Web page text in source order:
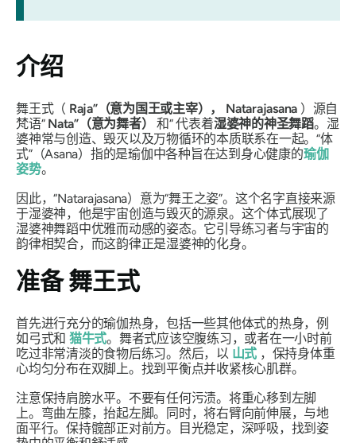
介绍
舞王式（ Raja”（意为国王或主宰）， Natarajasana ）源自
梵语“ Nata”（意为舞者） 和“ 代表着湿婆神的神圣舞蹈。湿
婆神常与创造、毁灭以及万物循环的本质联系在一起。“体
式”（Asana）指的是瑜伽中各种旨在达到身心健康的瑜伽
姿势。
因此，“Natarajasana）意为“舞王之姿”。这个名字直接来源
于湿婆神，他是宇宙创造与毁灭的源泉。这个体式展现了
湿婆神舞蹈中优雅而动感的姿态。它引导练习者与宇宙的
韵律相契合，而这韵律正是湿婆神的化身。
准备舞王式
首先进行充分的瑜伽热身，包括一些其他体式的热身，例
如弓式和 猫牛式。舞者式应该空腹练习，或者在一小时前
吃过非常清淡的食物后练习。然后，以 山式 ，保持身体重
心均匀分布在双脚上。找到平衡点并收紧核心肌群。
注意保持肩膀水平。不要有任何污渍。将重心移到左脚
上。弯曲左膝，抬起左脚。同时，将右臂向前伸展，与地
面平行。保持髋部正对前方。目光稳定，深呼吸，找到姿